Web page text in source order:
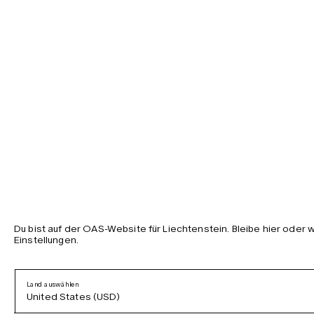
Du bist auf der OAS-Website für Liechtenstein. Bleibe hier oder
Einstellungen.
Land auswählen
United States (USD)